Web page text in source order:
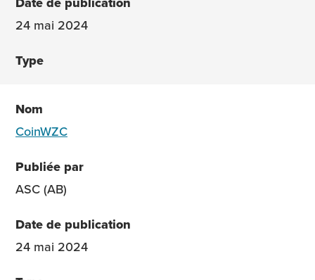
24 mai 2024
CoinWZC
ASC (AB)
24 mai 2024